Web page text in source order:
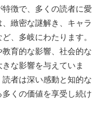
徴で、多くの読者に愛
緻密な謎解き、キャラ
、多岐にわたります。
育的な影響、社会的な
な影響を与えていま
者は深い感動と知的な
くの価値を享受し続け